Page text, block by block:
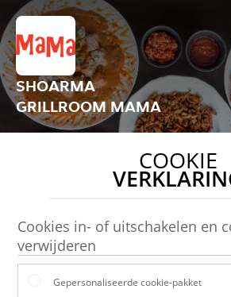
SHOARMA
GRILLROOM MAMA
COOKIE
Cookies in- of uitschakelen en
verwijderen
Gepersonaliseerde cookie-pakket